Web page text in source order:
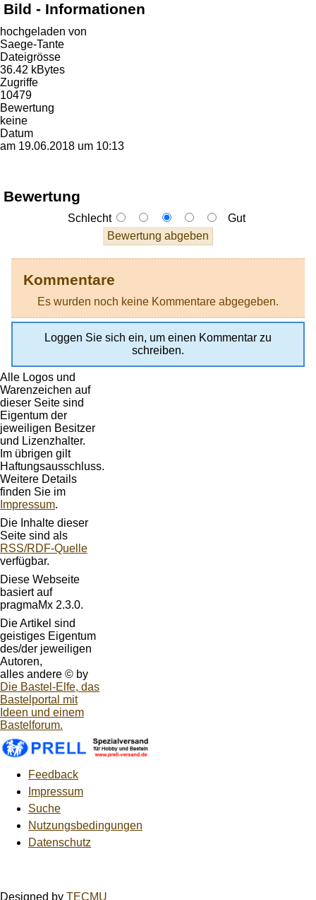
Bild - Informationen
hochgeladen von
Saege-Tante
Dateigrösse
36.42 kBytes
Zugriffe
10479
Bewertung
keine
Datum
am 19.06.2018 um 10:13
Bewertung
Schlecht Gut
Kommentare
Es wurden noch keine Kommentare abgegeben.
Loggen Sie sich ein, um einen Kommentar zu
schreiben.
Alle Logos und
Warenzeichen auf
dieser Seite sind
Eigentum der
jeweiligen Besitzer
und Lizenzhalter.
Im übrigen gilt
Haftungsausschluss.
Weitere Details
finden Sie im
Impressum.
Die Inhalte dieser
Seite sind als
RSS/RDF-Quelle
verfügbar.
Diese Webseite
basiert auf
pragmaMx 2.3.0.
Die Artikel sind
geistiges Eigentum
des/der jeweiligen
Autoren,
alles andere © by
Die Bastel-Elfe, das
Bastelportal mit
Ideen und einem
Bastelforum.
Feedback
Impressum
Suche
Nutzungsbedingungen
Datenschutz
Designed by TECMU